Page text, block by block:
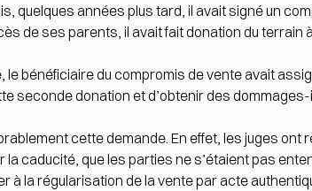
quelques années plus tard, il avait signé un
de ses parents, il avait fait donation du terrain
bénéficiaire du compromis de vente avait
seconde donation et d’obtenir des
cette demande. En effet, les juges ont
caducité, que les parties ne s’étaient pas
à la régularisation de la vente par acte